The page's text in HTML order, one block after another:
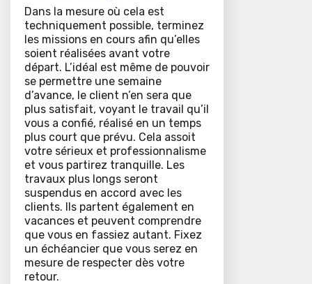
Dans la mesure où cela est
techniquement possible, terminez
les missions en cours afin qu’elles
soient réalisées avant votre
départ. L’idéal est même de pouvoir
se permettre une semaine
d’avance, le client n’en sera que
plus satisfait, voyant le travail qu’il
vous a confié, réalisé en un temps
plus court que prévu. Cela assoit
votre sérieux et professionnalisme
et vous partirez tranquille. Les
travaux plus longs seront
suspendus en accord avec les
clients. Ils partent également en
vacances et peuvent comprendre
que vous en fassiez autant. Fixez
un échéancier que vous serez en
mesure de respecter dès votre
retour.